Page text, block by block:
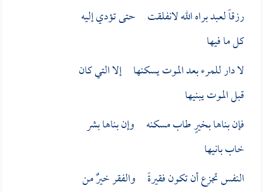
رزقاً لعبد براه الله لانفلقت حتى تؤدي إليه
كل ما فيها
لا دار للمرء بعد الموت يسكنها إلا التي كان
قبل الموت يبنيها
فإن بناها بخيرٍ طاب مسكنه وإن بناها بشر
خاب بانيها
النفس تجزع أن تكون فقيرةً والفقر خيرٌ من